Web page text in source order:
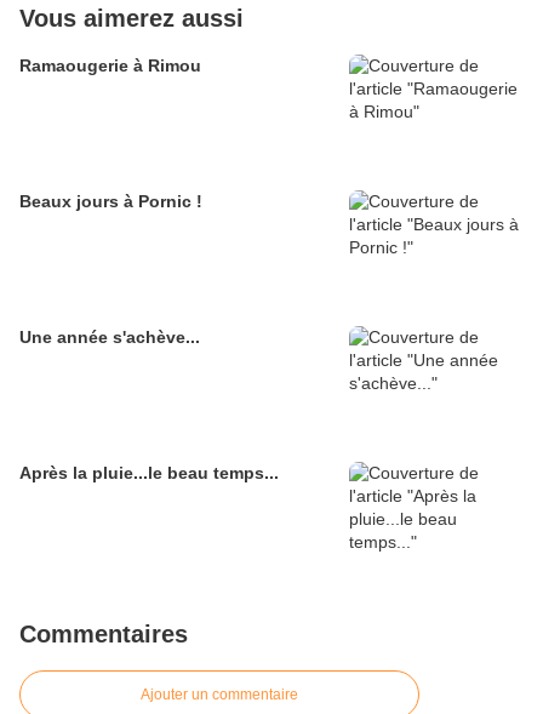
Vous aimerez aussi
Ramaougerie à Rimou
Beaux jours à Pornic !
Une année s'achève...
Après la pluie...le beau temps...
Commentaires
Ajouter un commentaire